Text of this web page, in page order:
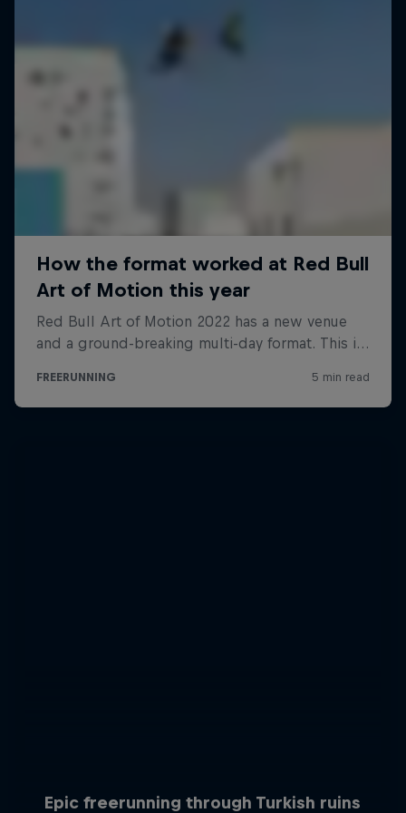
Epic freerunning through Turkish ruins